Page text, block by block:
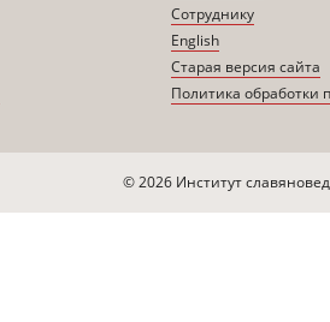
Сотруднику
English
Старая версия сайта
Политика обработки
© 2026 Институт